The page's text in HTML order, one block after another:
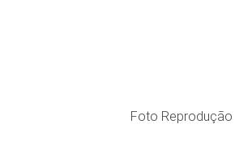
Foto Reprodução